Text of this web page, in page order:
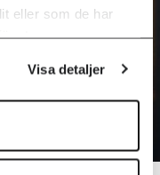
eller som de har
Visa detaljer